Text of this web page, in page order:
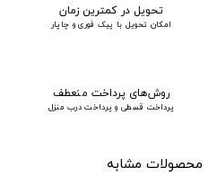
تحویل در کمترین زمان
امکان تحویل با پیک فوری و چاپار
روش‌های پرداخت منعطف
پرداخت قسطی و پرداخت درب منزل
محصولات مشابه